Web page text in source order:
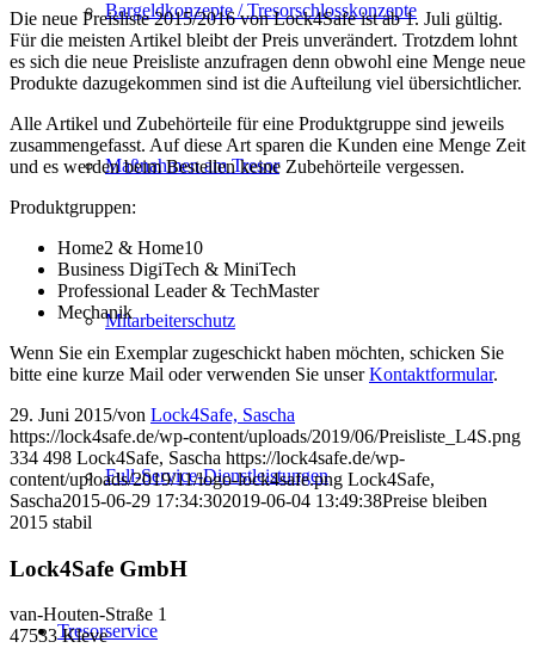
Bargeldkonzepte / Tresorschlosskonzepte
Maßnahmen am Tresor
Mitarbeiterschutz
Full-Service-Dienstleistungen
Tresorservice
Die neue Preisliste 2015/2016 von Lock4Safe ist ab 1. Juli gültig.
Für die meisten Artikel bleibt der Preis unverändert. Trotzdem lohnt
es sich die neue Preisliste anzufragen denn obwohl eine Menge neue
Produkte dazugekommen sind ist die Aufteilung viel übersichtlicher.
Alle Artikel und Zubehörteile für eine Produktgruppe sind jeweils
zusammengefasst. Auf diese Art sparen die Kunden eine Menge Zeit
und es werden beim Bestellen keine Zubehörteile vergessen.
Produktgruppen:
Home2 & Home10
Business DigiTech & MiniTech
Professional Leader & TechMaster
Mechanik
Wenn Sie ein Exemplar zugeschickt haben möchten, schicken Sie
bitte eine kurze Mail oder verwenden Sie unserKontaktformular.
29. Juni 2015/von Lock4Safe, Sascha
https://lock4safe.de/wp-content/uploads/2019/06/Preisliste_L4S.png
334 498 Lock4Safe, Sascha https://lock4safe.de/wp-
content/uploads/2019/11/logo-lock4safe.png Lock4Safe,
Sascha2015-06-29 17:34:302019-06-04 13:49:38Preise bleiben
2015 stabil
Lock4Safe GmbH
van-Houten-Straße 1
47533 Kleve